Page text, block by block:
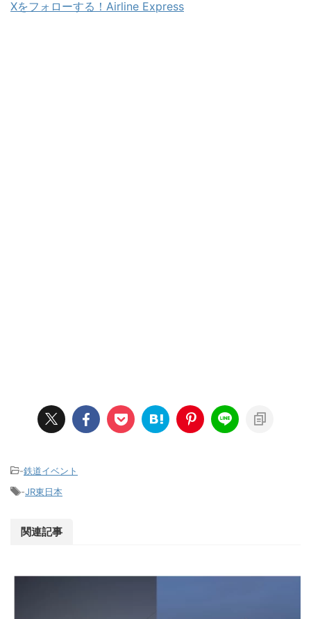
Xをフォローする！Airline Express
-鉄道イベント
-JR東日本
関連記事